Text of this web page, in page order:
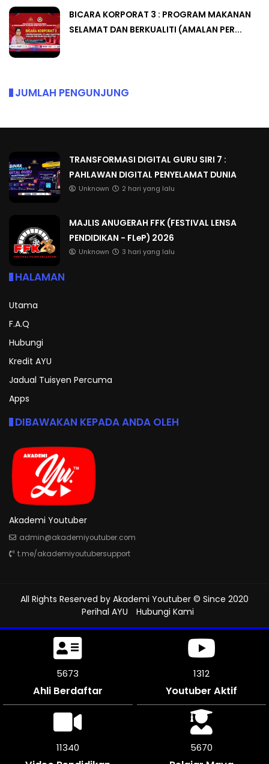
BICARA KORPORAT 3 : PROGRAM MAKANAN
SELAMAT DAN BERKUALITI (AMALAN PER...
JUMLAH PENGUNJUNG
TRANSFORMASI DIGITAL GURU SIRI 7 :
PAHLAWAN DIGITAL PENYELAMAT DUNIA
Unknown 2 hari yang lalu
MAJLIS ANUGERAH FFK (FESTIVAL LENSA
PENDIDIKAN - FLeP) 2026
Unknown 3 hari yang lalu
HALAMAN
Utama
F.A.Q
Hubungi
Kredit AYU
Jadual Tuisyen Percuma
Apps
DIBAWAKAN KEPADA ANDA OLEH
Akademi Youtuber
admin@akademiyoutuber.com
t.me/akademiyoutubersupport
All Rights Reserved by Akademi Youtuber © Since 2020
Perihal AYU
Hubungi Kami
6108
Ahli Berdaftar
1312
Youtuber Aktif
12210 6105